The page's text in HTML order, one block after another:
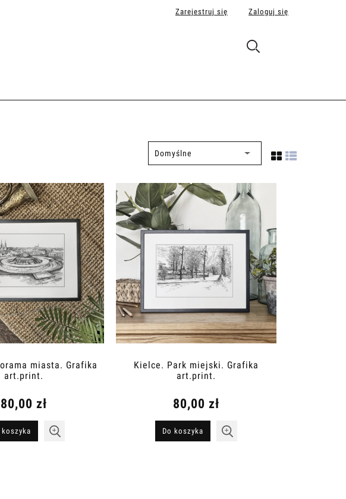
Zarejestruj się Zaloguj się
miasta. Grafika
art.print.
80,00 zł
koszyka
Kielce. Park miejski. Grafika
art.print.
80,00 zł
Do koszyka